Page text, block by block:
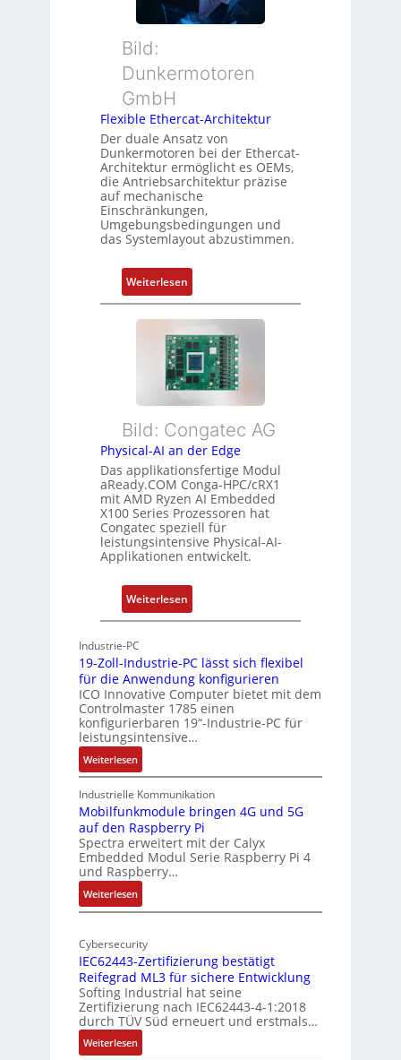
s
e
w
a
c
h
u
n
g
i
s
s
u
n
g
u
n
Z
u
s
t
a
n
d
ü
b
e
r
w
a
c
h
u
n
g
u
e
t
y
p
s
o
r
g
t
f
ü
r
m
e
h
r
i
s
t
u
n
g
Bild:
Dunkermotoren
GmbH
Flexible Ethercat-Architektur
Der duale Ansatz von
Dunkermotoren bei der Ethercat-
Architektur ermöglicht es OEMs,
die Antriebsarchitektur präzise
auf mechanische
Einschränkungen,
Umgebungsbedingungen und
das Systemlayout abzustimmen.
Weiterlesen:
F
l
e
x
i
b
e
E
t
h
e
r
c
a
t
-
A
c
h
i
t
e
r
Bild: Congatec AG
Physical-AI an der Edge
Das applikationsfertige Modul
aReady.COM Conga-HPC/cRX1
mit AMD Ryzen AI Embedded
X100 Series Prozessoren hat
Congatec speziell für
leistungsintensive Physical-AI-
Applikationen entwickelt.
Weiterlesen:
P
s
i
c
a
I
a
n
d
E
g
e
Industrie-PC
19-Zoll-Industrie-PC lässt sich flexibel
für die Anwendung konfigurieren
ICO Innovative Computer bietet mit dem
Controlmaster 1785 einen
konfigurierbaren 19“-Industrie-PC für
leistungsintensive…
Weiterlesen:
1
9
-
Z
o
l
l
-
I
d
u
t
r
i
e
Industrielle Kommunikation
Mobilfunkmodule bringen 4G und 5G
auf den Raspberry Pi
Spectra erweitert mit der Calyx
Embedded Modul Serie Raspberry Pi 4
und Raspberry…
Weiterlesen:
M
b
i
f
u
n
k
Cybersecurity
IEC62443-Zertifizierung bestätigt
Reifegrad ML3 für sichere Entwicklung
Softing Industrial hat seine
Zertifizierung nach IEC62443-4-1:2018
durch TÜV Süd erneuert und erstmals…
Weiterlesen: